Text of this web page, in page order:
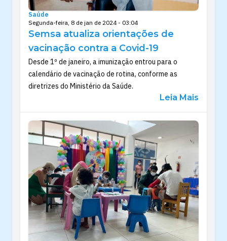
Saúde
Segunda-feira, 8 de jan de 2024 - 03:04
Semsa atualiza orientações de
vacinação contra a Covid-19
Desde 1º de janeiro, a imunização entrou para o
calendário de vacinação de rotina, conforme as
diretrizes do Ministério da Saúde.
Leia Mais